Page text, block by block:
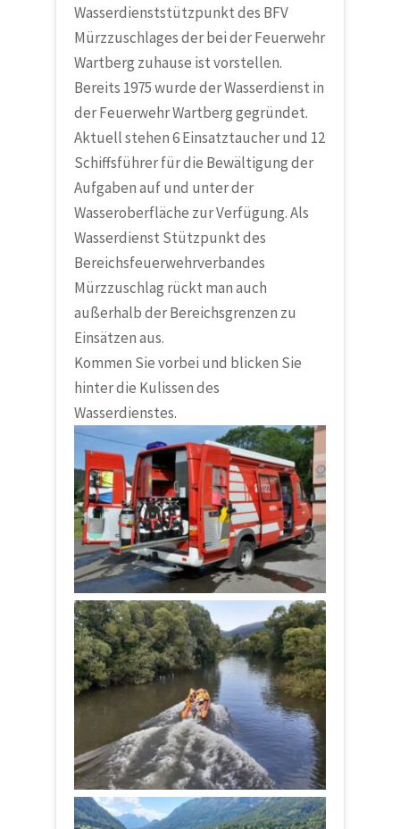
Wasserdienststützpunkt des BFV
Mürzzuschlages der bei der Feuerwehr
Wartberg zuhause ist vorstellen.
Bereits 1975 wurde der Wasserdienst in
der Feuerwehr Wartberg gegründet.
Aktuell stehen 6 Einsatztaucher und 12
Schiffsführer für die Bewältigung der
Aufgaben auf und unter der
Wasseroberfläche zur Verfügung. Als
Wasserdienst Stützpunkt des
Bereichsfeuerwehrverbandes
Mürzzuschlag rückt man auch
außerhalb der Bereichsgrenzen zu
Einsätzen aus.
Kommen Sie vorbei und blicken Sie
hinter die Kulissen des
Wasserdienstes.